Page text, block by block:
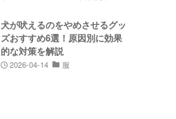
犬が吠えるのをやめさせるグッ
ズおすすめ6選！原因別に効果
的な対策を解説
2026-04-14 服